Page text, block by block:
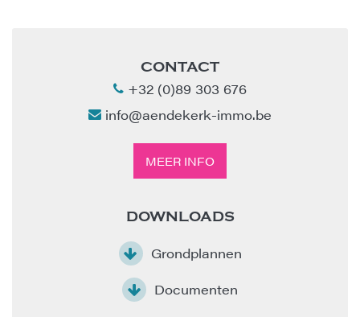
CONTACT
+32 (0)89 303 676
info@aendekerk-immo.be
MEER INFO
DOWNLOADS
Grondplannen
Documenten